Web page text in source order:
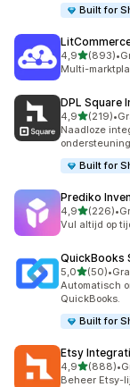
Built for
4,9van 5
(893)
893 •
Multi-
DPL Square
4,9van 5
(219)
219 •
Naadloze
ondersteuning
Built for
Prediko
4,9van 5
(226)
226 •
Vul altijd op
QuickBooks
5,0van 5
(50)
50 recensies
•
Automatisch
QuickBooks.
Built for
Etsy
4,9van 5(888)
888 •
Beheer Etsy-